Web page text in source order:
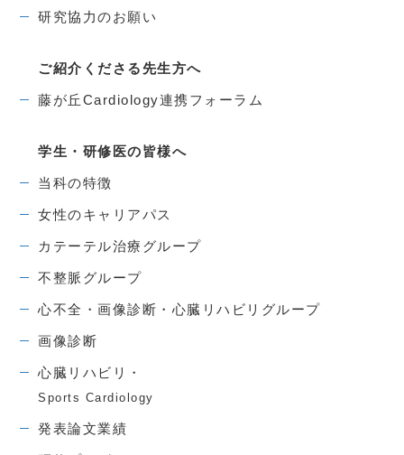
研究協力のお願い
ご紹介くださる先生方へ
藤が丘Cardiology連携フォーラム
学生・研修医の皆様へ
当科の特徴
女性のキャリアパス
カテーテル治療グループ
不整脈グループ
心不全・画像診断・心臓リハビリグループ
画像診断
心臓リハビリ・
Sports Cardiology
発表論文業績